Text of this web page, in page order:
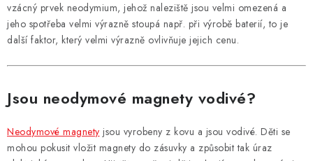
vzácný prvek neodymium, jehož naleziště jsou velmi omezená a
jeho spotřeba velmi výrazně stoupá např. při výrobě baterií, to je
další faktor, který velmi výrazně ovlivňuje jejich cenu.
Jsou neodymové magnety vodivé?
Neodymové magnety jsou vyrobeny z kovu a jsou vodivé. Děti se
mohou pokusit vložit magnety do zásuvky a způsobit tak úraz